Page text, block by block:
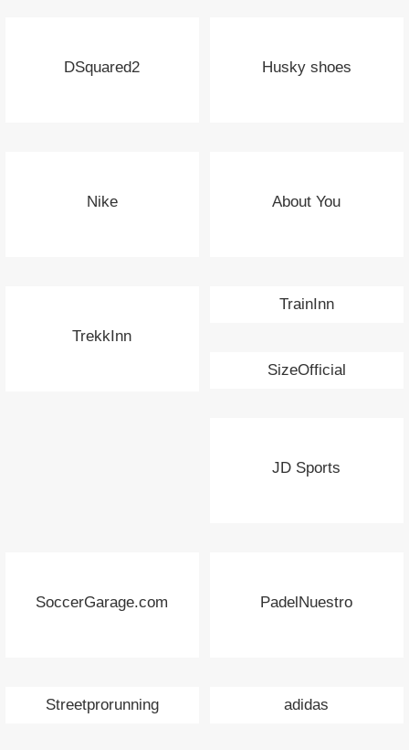
DSquared2 Husky shoes
Nike About You
TrekkInn
TrainInn
SizeOfficial
JD Sports
SoccerGarage.com PadelNuestro
Streetprorunning adidas